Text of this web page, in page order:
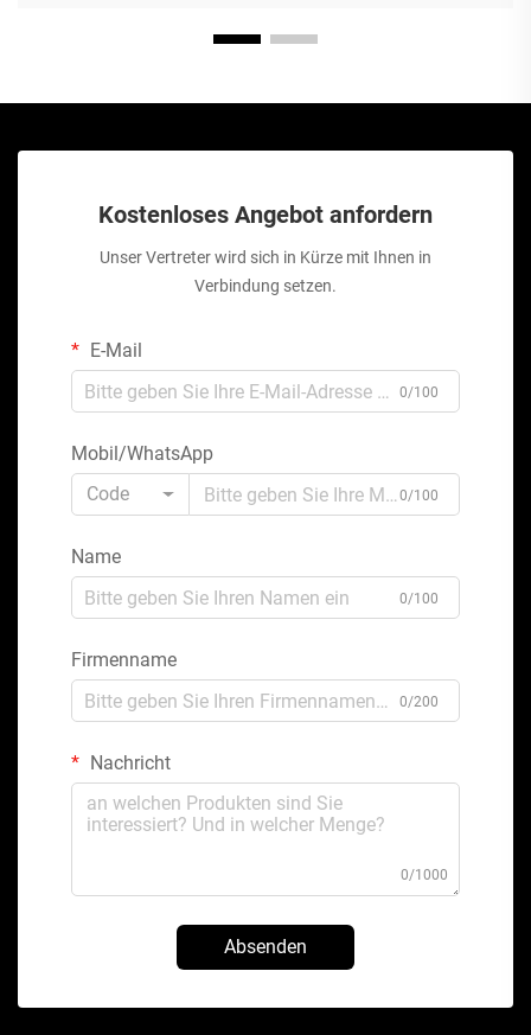
Kostenloses Angebot anfordern
Unser Vertreter wird sich in Kürze mit Ihnen in
Verbindung setzen.
E-Mail
0/100
Mobil/WhatsApp
Code
0/100
Name
0/100
Firmenname
0/200
Nachricht
0/1000
Absenden